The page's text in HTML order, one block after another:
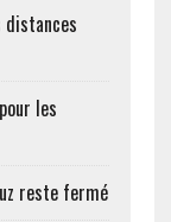
distances
les
reste fermé